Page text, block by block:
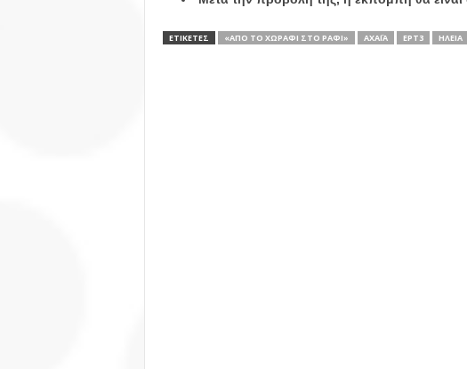
ΕΤΙΚΕΤΕΣ «ΑΠΌ ΤΟ ΧΩΡΆΦΙ ΣΤΟ ΡΆΦΙ» ΑΧΑΪ́Α ΕΡΤ3 ΗΛΕΊΑ